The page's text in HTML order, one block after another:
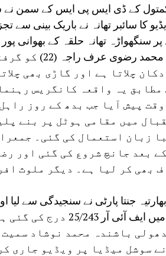
سرکل 2 کمتول کے ڈی ایس پی ایس کے
کا سائبر تھانہ نے باریک بینی
پر سنگھواڑہ تھانہ حلقہ کے بھوانی
قریشی کے
چلاتا ہے اور گاڑی بھی
مطابق یہ واقعہ کانگریس
وقت پیش آیا جب بدھ کے روز
میں مقامی ہوٹل پر بنے
زبان استعمال کی گئی۔
بعد جانچ شروع کی گئی اور
بھی کر لیا ہے۔ دیگر ملوث
جنتا پارٹی نے سنجیدگی سے
پر سِمری تھانہ میں
باشندہ محمد نوشاد
سوشل میڈیا پر ویڈیو جاری